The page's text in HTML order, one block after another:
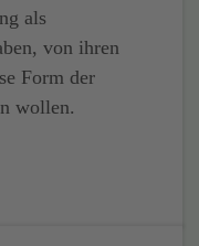
als
von ihren
Form der
wollen.